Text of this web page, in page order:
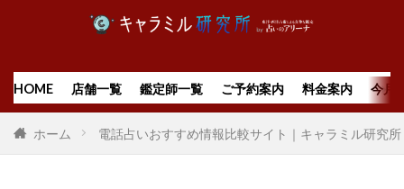
HOME 店舗一覧 鑑定師一覧 ご予約案内 料金案内 今月
ホーム 電話占いおすすめ情報比較サイト｜キャラミル研究所